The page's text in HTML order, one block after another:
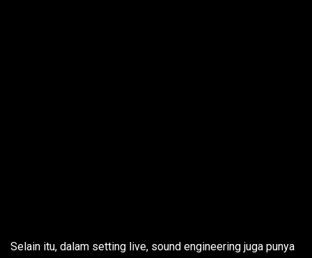
Selain itu, dalam setting live, sound engineering juga punya